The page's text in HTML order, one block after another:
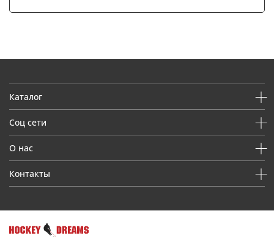
Каталог
Соц сети
О нас
Контакты